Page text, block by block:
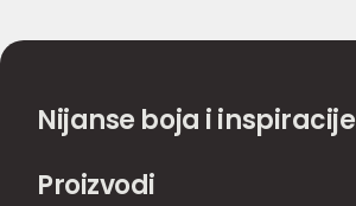
Nijanse boja i inspiracije
Proizvodi